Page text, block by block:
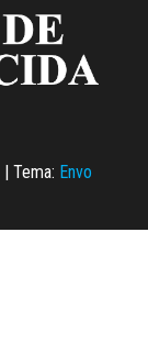
| Tema: Envo